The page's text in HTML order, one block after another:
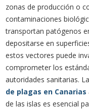
zonas de producción o
contaminaciones
transportan patógenos
depositarse en
estos vectores puede
comprometer los
autoridades sanitarias.
de plagas en Canarias
de las islas es esencial